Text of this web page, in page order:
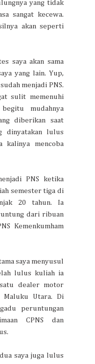
yang tidak
sangat kecewa.
akan seperti
saya akan sama
yang lain. Yup,
menjadi PNS.
sulit memenuhi
mudahnya
diberikan saat
dinyatakan lulus
kalinya mencoba
PNS ketika
semester tiga di
20 tahun. Ia
dari ribuan
Kemenkumham
saya menyusul
lulus kuliah ia
dealer motor
Maluku Utara. Di
peruntungan
CPNS dan
saya juga lulus